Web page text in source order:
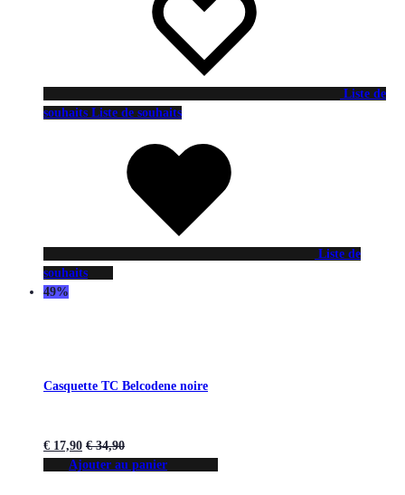
Liste de
souhaits Liste de souhaits
Liste de
souhaits
49%
Casquette TC Belcodene noire
€ 17,90 €34,90
Ajouter au panier